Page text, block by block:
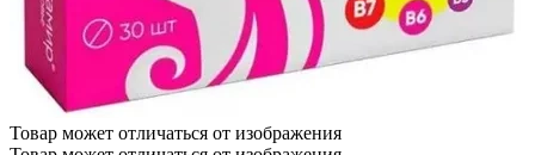
Товар может отличаться от изображения